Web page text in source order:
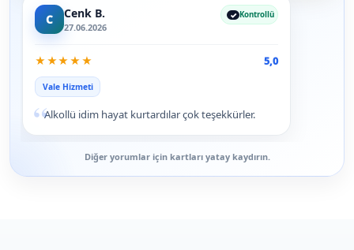
C Cenk B.
27.06.2026
Kontrollü
★★★★★ 5,0
Vale Hizmeti
“Alkollü idim hayat kurtardılar çok teşekkürler.
Diğer yorumlar için kartları yatay kaydırın.